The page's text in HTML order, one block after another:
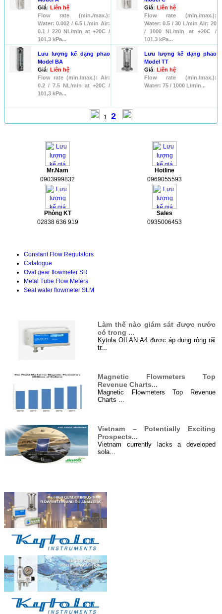
Giá: Liên hệ
Flow rate (min./max.):
Water: 0.002 / 6.5 L/min Air:
0.1 / 220 NL/min at +20C /
101,3 kPa...
Giá: Liên hệ
Flow rate (min./max.):
Water: 0.5 / 30 L/min Air: 20
/ 1000 NL/min at +20C /
101,3 kPa...
Lưu lượng kế dạng phao
Model BA
Giá: Liên hệ
Flow rate (min./max.): Air:
0.2 / 7.5 NL/min at +20C /
101,3 kPa...
Lưu lượng kế dạng phao
Model TT
Giá: Liên hệ
Flow rate (min./max.):
Water: 75 / 1000 L/min...
1 2
Mr.Nam
0903999832
Hotline
0969055593
Phòng KT
02838 636 919
Sales
0935006453
Constant Flow Regulators
Catalogue
Oval gear flowmeter SR
Metal Tube Flow Meters
Seal water flowmeter SLM
Làm thế nào giám sát được nước
có trong ...
Kytola OILAN A4 được áp dụng rộng rãi
tr...
Magnetic Flowmeters Top
Revenue Charts...
Magnetic Flowmeters Top Revenue
Charts ...
Vietnam – Potentially Exciting
Prospects...
Vietnam currently lacks a developed
sola...
Hệ thống cung cấp điện năng lượng mặt
tr...
I. Đôi điều về xử lý nước thải ...
OILCOL giám sát chất lượng dầu
tản nhiệ...
nhiệt,...